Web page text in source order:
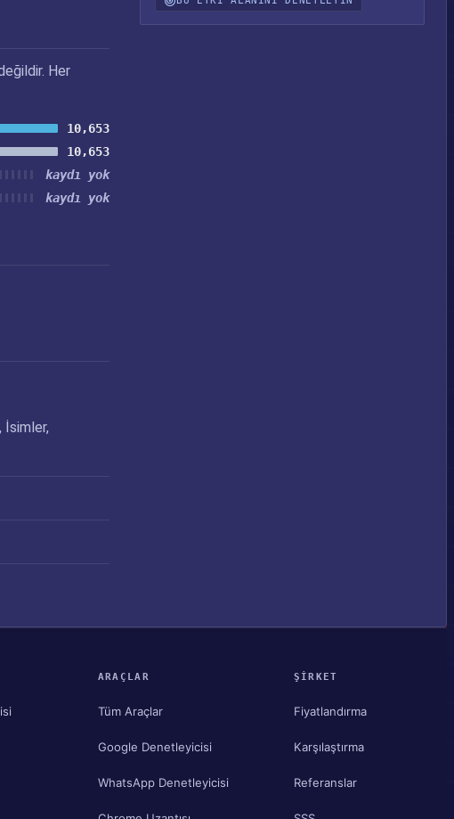
Her
10,653
10,653
kaydı yok
kaydı yok
İsimler,
ARAÇLAR
Tüm Araçlar
Google Denetleyicisi
WhatsApp Denetleyicisi
ŞIRKET
Fiyatlandırma
Karşılaştırma
Referanslar